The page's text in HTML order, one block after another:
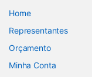
Home
Representantes
Orçamento
Minha Conta